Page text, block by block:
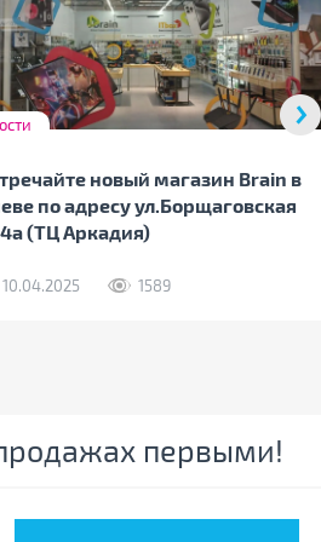
новый магазин Brain в
по адресу ул.Борщаговская
(ТЦ Аркадия)
10.04.2025 1589
первыми!